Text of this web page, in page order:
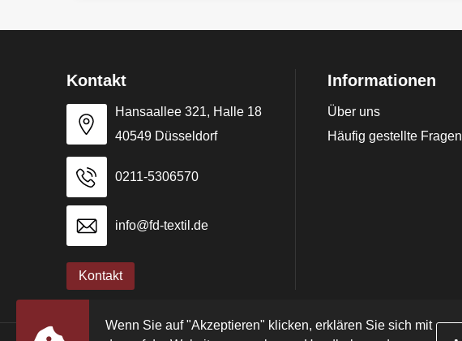
Kontakt
Hansaallee 321, Halle 18
40549 Düsseldorf
0211-5306570
info@fd-textil.de
Kontakt
Informationen
Über uns
Häufig gestellte Fragen
Wenn Sie auf "Akzeptieren" klicken, erklären Sie sich mit